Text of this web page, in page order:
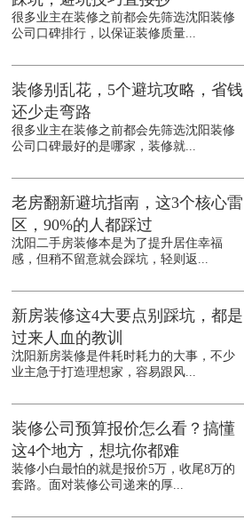
很多业主在装修之前都会先筛选沈阳装修
公司口碑排行，以保证装修质量...
装修别乱花，5个避坑攻略，省钱
还少走弯路
很多业主在装修之前都会先筛选沈阳装修
公司口碑最好的是哪家，装修就...
老房翻新避坑指南，这3个核心雷
区，90%的人都踩过
沈阳二手房装修本是为了提升居住幸福
感，但稍不留意就会踩坑，轻则返...
新房装修这4大要点别踩坑，都是
过来人血的教训
沈阳新房装修是件耗时耗力的大事，不少
业主急于打造理想家，容易跟风...
装修公司预算报价怎么看？搞懂
这4个地方，想坑你都难
装修小白最怕的就是报价5万，收尾8万的
套路。面对装修公司递来的厚...